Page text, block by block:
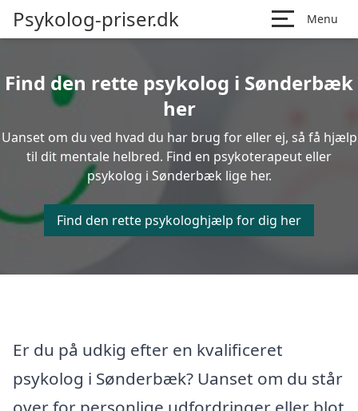
Psykolog-priser.dk Menu
Find den rette psykolog i Sønderbæk
her
Uanset om du ved hvad du har brug for eller ej, så få hjælp
til dit mentale helbred. Find en psykoterapeut eller
psykolog i Sønderbæk lige her.
Find den rette psykologhjælp for dig her
Er du på udkig efter en kvalificeret
psykolog i Sønderbæk? Uanset om du står